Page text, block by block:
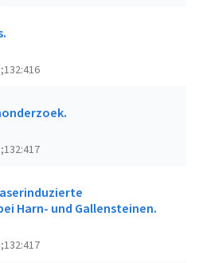
Harn- und Gallensteinen.